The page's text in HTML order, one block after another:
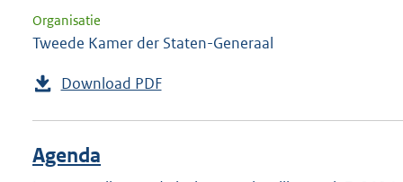
Organisatie
Tweede Kamer der Staten-Generaal
Download PDF
Agenda